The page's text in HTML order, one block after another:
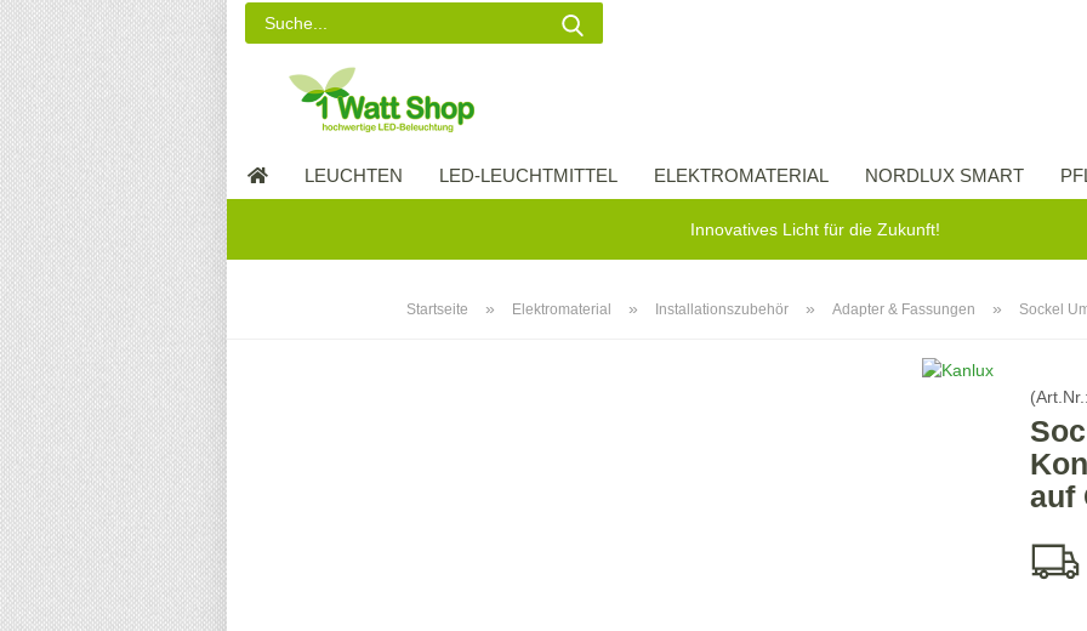
Innovatives Licht für die Zukunft!
LEUCHTEN LED-LEUCHTMITTEL ELEKTROMATERIAL NORDLUX SMART
Startseite » Elektromaterial » Installationszubehör » Adapter & Fassungen » Sockel
auf